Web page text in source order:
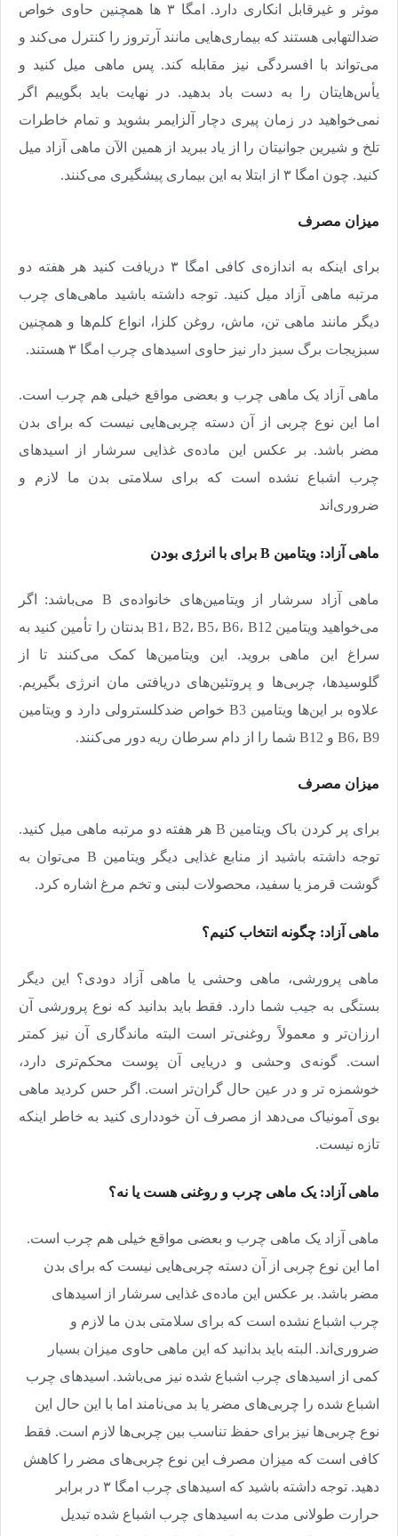
موثر و غیرقابل انکاری دارد. امگا ۳ ها همچنین حاوی خواص
ضدالتهابی هستند که بیماری‌هایی مانند آرتروز را کنترل می‌کند و
می‌تواند با افسردگی نیز مقابله کند. پس ماهی میل کنید و
یأس‌هایتان را به دست باد بدهید. در نهایت باید بگوییم اگر
نمی‌خواهید در زمان پیری دچار آلزایمر بشوید و تمام خاطرات
تلخ و شیرین جوانیتان را از یاد ببرید از همین الآن ماهی آزاد میل
کنید. چون امگا ۳ از ابتلا به این بیماری پیشگیری می‌کنند.
میزان مصرف
برای اینکه به اندازه‌ی کافی امگا ۳ دریافت کنید هر هفته دو
مرتبه ماهی آزاد میل کنید. توجه داشته باشید ماهی‌های چرب
دیگر مانند ماهی تن، ماش، روغن کلزا، انواع کلم‌ها و همچنین
سبزیجات برگ سبز دار نیز حاوی اسیدهای چرب امگا ۳ هستند.
ماهی آزاد یک ماهی چرب و بعضی مواقع خیلی هم چرب است.
اما این نوع چربی از آن دسته چربی‌هایی نیست که برای بدن
مضر باشد. بر عکس این ماده‌ی غذایی سرشار از اسیدهای
چرب اشباع نشده است که برای سلامتی بدن ما لازم و
ضروری‌اند
ماهی آزاد: ویتامین B برای با انرژی بودن
ماهی آزاد سرشار از ویتامین‌های خانواده‌ی B می‌باشد: اگر
می‌خواهید ویتامین B1، B2، B5، B6، B12 بدنتان را تأمین کنید به
سراغ این ماهی بروید. این ویتامین‌ها کمک می‌کنند تا از
گلوسیدها، چربی‌ها و پروتئین‌های دریافتی مان انرژی بگیریم.
علاوه بر این‌ها ویتامین B3 خواص ضدکلسترولی دارد و ویتامین
B6، B9 و B12 شما را از دام سرطان ریه دور می‌کنند.
میزان مصرف
برای پر کردن باک ویتامین B هر هفته دو مرتبه ماهی میل کنید.
توجه داشته باشید از منابع غذایی دیگر ویتامین B می‌توان به
گوشت قرمز یا سفید، محصولات لبنی و تخم مرغ اشاره کرد.
ماهی آزاد: چگونه انتخاب کنیم؟
ماهی پرورشی، ماهی وحشی یا ماهی آزاد دودی؟ این دیگر
بستگی به جیب شما دارد. فقط باید بدانید که نوع پرورشی آن
ارزان‌تر و معمولاً روغنی‌تر است البته ماندگاری آن نیز کمتر
است. گونه‌ی وحشی و دریایی آن پوست محکم‌تری دارد،
خوشمزه تر و در عین حال گران‌تر است. اگر حس کردید ماهی
بوی آمونیاک می‌دهد از مصرف آن خودداری کنید به خاطر اینکه
تازه نیست.
ماهی آزاد: یک ماهی چرب و روغنی هست یا نه؟
ماهی آزاد یک ماهی چرب و بعضی مواقع خیلی هم چرب است.
اما این نوع چربی از آن دسته چربی‌هایی نیست که برای بدن
مضر باشد. بر عکس این ماده‌ی غذایی سرشار از اسیدهای
چرب اشباع نشده است که برای سلامتی بدن ما لازم و
ضروری‌اند. البته باید بدانید که این ماهی حاوی میزان بسیار
کمی از اسیدهای چرب اشباع شده نیز می‌باشد. اسیدهای چرب
اشباع شده را چربی‌های مضر یا بد می‌نامند اما با این حال این
نوع چربی‌ها نیز برای حفظ تناسب بین چربی‌ها لازم است. فقط
کافی است که میزان مصرف این نوع چربی‌های مضر را کاهش
دهید. توجه داشته باشید که اسیدهای چرب امگا ۳ در برابر
حرارت طولانی مدت به اسیدهای چرب اشباع شده تبدیل